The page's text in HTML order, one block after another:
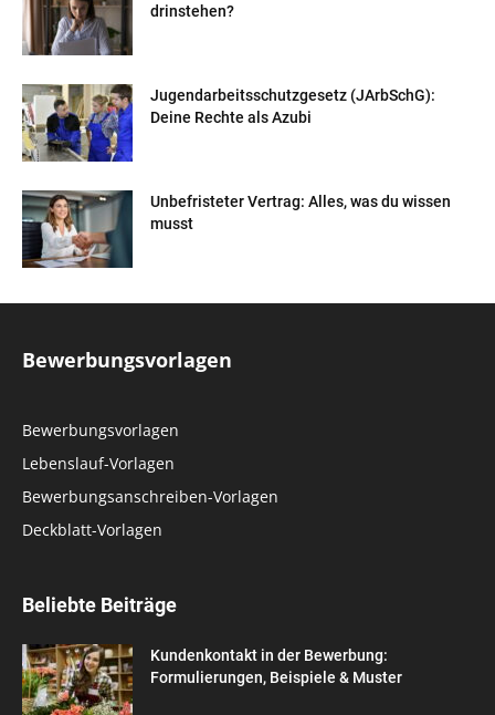
drinstehen?
Jugendarbeitsschutzgesetz (JArbSchG):
Deine Rechte als Azubi
Unbefristeter Vertrag: Alles, was du wissen
musst
Bewerbungsvorlagen
Bewerbungsvorlagen
Lebenslauf-Vorlagen
Bewerbungsanschreiben-Vorlagen
Deckblatt-Vorlagen
Beliebte Beiträge
Kundenkontakt in der Bewerbung:
Formulierungen, Beispiele & Muster